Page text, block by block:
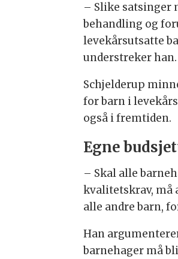
– Slike satsinger
behandling og
levekårsutsatte
understreker han.
Schjelderup
for barn i
også i fremtiden.
Egne
– Skal alle
kvalitetskrav, må
alle andre barn,
Han
barnehager må